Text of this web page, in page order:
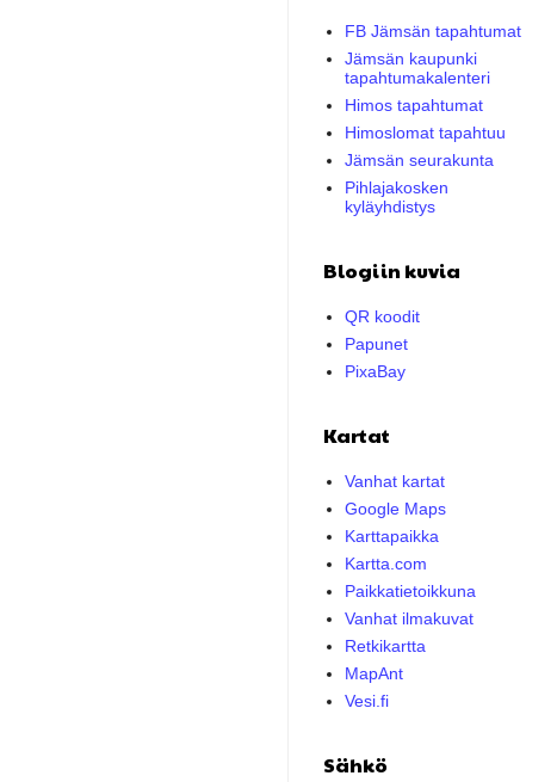
FB Jämsän tapahtumat
Jämsän kaupunki
tapahtumakalenteri
Himos tapahtumat
Himoslomat tapahtuu
Jämsän seurakunta
Pihlajakosken
kyläyhdistys
Blogiin kuvia
QR koodit
Papunet
PixaBay
Kartat
Vanhat kartat
Google Maps
Karttapaikka
Kartta.com
Paikkatietoikkuna
Vanhat ilmakuvat
Retkikartta
MapAnt
Vesi.fi
Sähkö